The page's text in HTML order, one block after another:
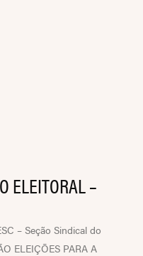
ELEITORAL –
– Seção Sindical do
ELEIÇÕES PARA A